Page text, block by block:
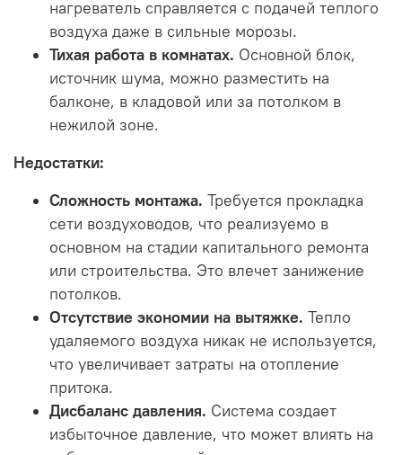
нагреватель справляется с подачей теплого
воздуха даже в сильные морозы.
Тихая работа в комнатах. Основной блок,
источник шума, можно разместить на
балконе, в кладовой или за потолком в
нежилой зоне.
Недостатки:
Сложность монтажа. Требуется прокладка
сети воздуховодов, что реализуемо в
основном на стадии капитального ремонта
или строительства. Это влечет занижение
потолков.
Отсутствие экономии на вытяжке. Тепло
удаляемого воздуха никак не используется,
что увеличивает затраты на отопление
притока.
Дисбаланс давления. Система создает
избыточное давление, что может влиять на